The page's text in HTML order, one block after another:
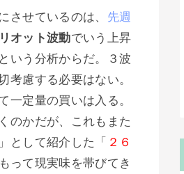
させているのは、 先週
オット波動でいう上昇
いう分析からだ。３波
考慮する必要はない。
一定量の買いは入る。
のかだが、これもまた
として紹介した「 ２６
って現実味を帯びてき